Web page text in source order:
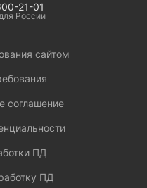
21-01
России
сайтом
соглашение
ПД
ПД